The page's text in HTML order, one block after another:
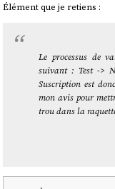
Élément que je retiens :
Le processus de
suivant : Test ->
Suscription est
mon avis pour
trou dans la